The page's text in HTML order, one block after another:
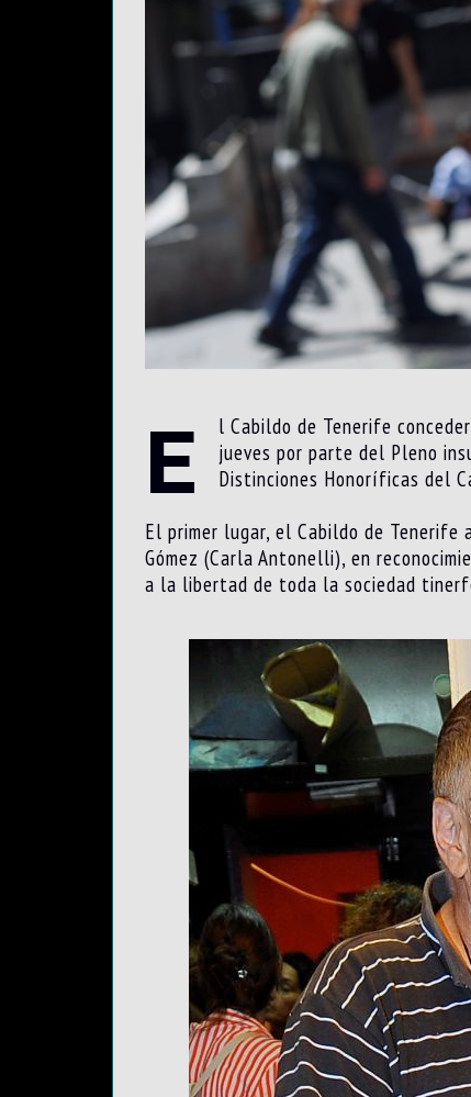
E
l Cabildo de Tenerife
jueves por parte del Pleno
Distinciones Honoríficas del
El primer lugar, el Cabildo de
Gómez (Carla Antonelli), en
a la libertad de toda la sociedad